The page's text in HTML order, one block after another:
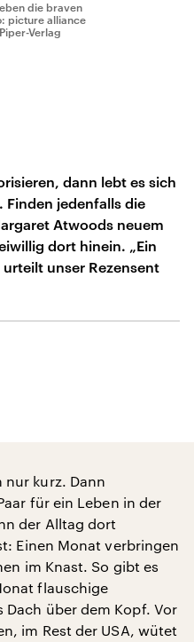
die braven
picture alliance
Verlag
dann lebt es sich
Finden jedenfalls die
Atwoods neuem
dort hinein. „Ein
unser Rezensent
nur kurz. Dann
für ein Leben in der
der Alltag dort
Einen Monat verbringen
im Knast. So gibt es
flauschige
über dem Kopf. Vor
im Rest der USA, wütet